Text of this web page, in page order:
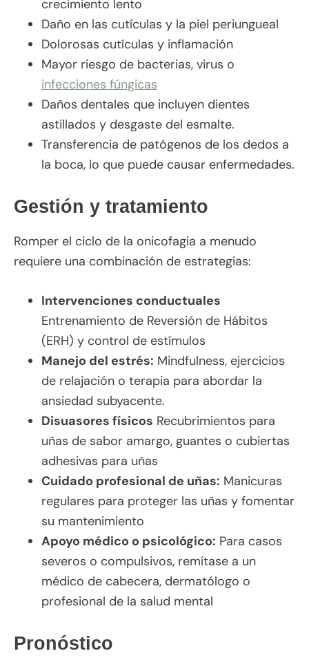
crecimiento lento
Daño en las cutículas y la piel periungueal
Dolorosas cutículas y inflamación
Mayor riesgo de bacterias, virus o
infecciones fúngicas
Daños dentales que incluyen dientes
astillados y desgaste del esmalte.
Transferencia de patógenos de los dedos a
la boca, lo que puede causar enfermedades.
Gestión y tratamiento
Romper el ciclo de la onicofagia a menudo
requiere una combinación de estrategias:
Intervenciones conductuales
Entrenamiento de Reversión de Hábitos
(ERH) y control de estímulos
Manejo del estrés: Mindfulness, ejercicios
de relajación o terapia para abordar la
ansiedad subyacente.
Disuasores físicos Recubrimientos para
uñas de sabor amargo, guantes o cubiertas
adhesivas para uñas
Cuidado profesional de uñas: Manicuras
regulares para proteger las uñas y fomentar
su mantenimiento
Apoyo médico o psicológico: Para casos
severos o compulsivos, remítase a un
médico de cabecera, dermatólogo o
profesional de la salud mental
Pronóstico